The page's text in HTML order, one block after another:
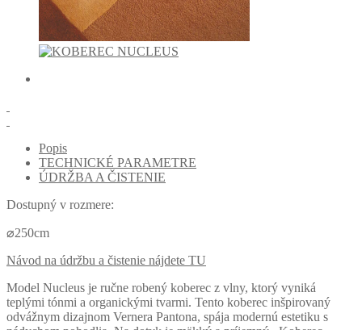
Popis
TECHNICKÉ PARAMETRE
ÚDRŽBA A ČISTENIE
Dostupný v rozmere:
⌀250cm
Návod na údržbu a čistenie nájdete TU
Model Nucleus je ručne robený koberec z vlny, ktorý vyniká
teplými tónmi a organickými tvarmi. Tento koberec inšpirovaný
odvážnym dizajnom Vernera Pantona, spája modernú estetiku s